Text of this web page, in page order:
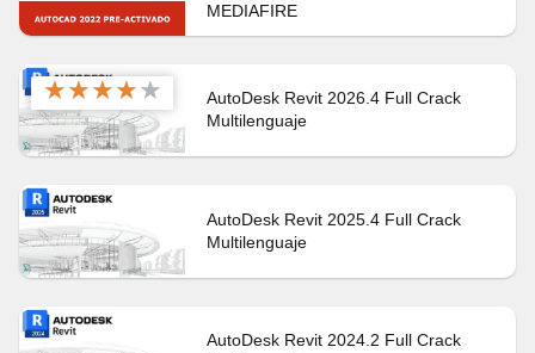
MEDIAFIRE
★★★★★
AutoDesk Revit 2026.4 Full Crack
Multilenguaje
AutoDesk Revit 2025.4 Full Crack
Multilenguaje
AutoDesk Revit 2024.2 Full Crack